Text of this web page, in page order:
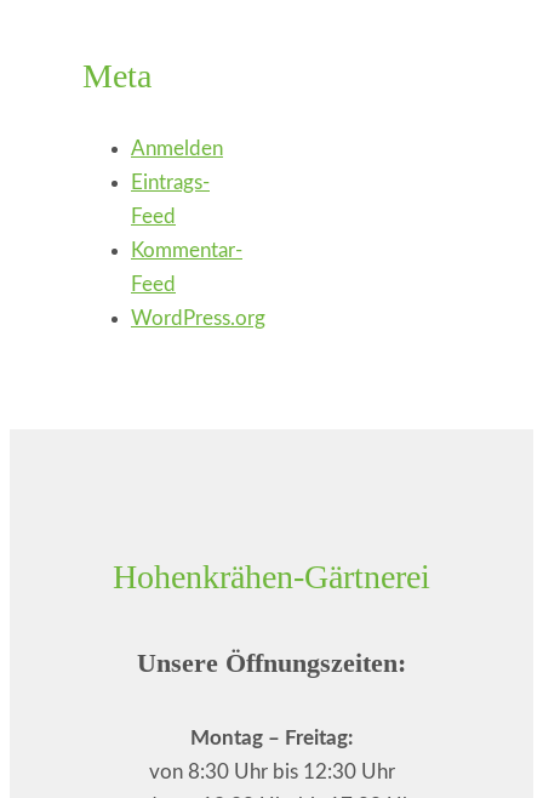
Meta
Anmelden
Eintrags-
Feed
Kommentar-
Feed
WordPress.org
Hohenkrähen-Gärtnerei
Unsere Öffnungszeiten:
Montag – Freitag:
von 8:30 Uhr bis 12:30 Uhr